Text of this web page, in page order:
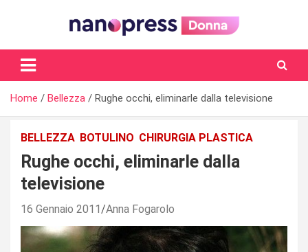
Il magazine femminile di Nanopress.it
Home Bellezza Rughe occhi, eliminarle dalla televisione
BELLEZZA BOTULINO CHIRURGIA PLASTICA
Rughe occhi, eliminarle dalla
televisione
16 Gennaio 2011 Anna Fogarolo